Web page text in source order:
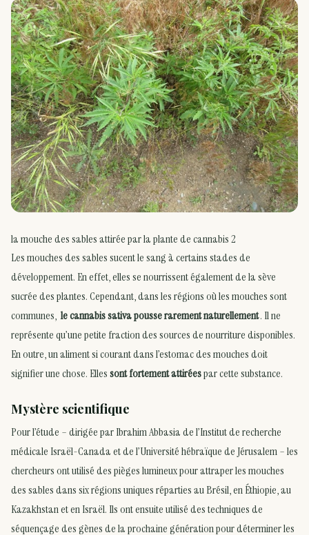
la mouche des sables attirée par la plante de cannabis 2
Les mouches des sables sucent le sang à certains stades de
développement. En effet, elles se nourrissent également de la sève
sucrée des plantes. Cependant, dans les régions où les mouches sont
communes,le cannabis sativa pousse rarement naturellement. Il ne
représente qu’une petite fraction des sources de nourriture disponibles.
En outre, un aliment si courant dans l’estomac des mouches doit
signifier une chose. Ellessont fortement attiréespar cette substance.
Mystère scientifique
Pour l’étude – dirigée par Ibrahim Abbasia de l’Institut de recherche
médicale Israël-Canada et de l’Université hébraïque de Jérusalem – les
chercheurs ont utilisé des pièges lumineux pour attraper les mouches
des sables dans six régions uniques réparties au Brésil, en Éthiopie, au
Kazakhstan et en Israël. Ils ont ensuite utilisé des techniques de
séquençage des gènes de la prochaine génération pour déterminer les